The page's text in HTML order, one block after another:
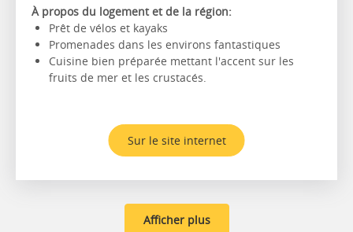
À propos du logement et de la région:
Prêt de vélos et kayaks
Promenades dans les environs fantastiques
Cuisine bien préparée mettant l'accent sur les
fruits de mer et les crustacés.
Sur le site internet
Afficher plus